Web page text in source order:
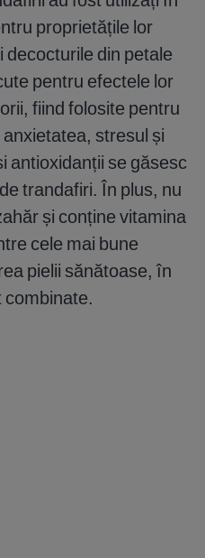
proprietățile lor
din petale
pentru efectele lor
fiind folosite pentru
stresul și
antioxidanții se găsesc
trandafiri. În plus, nu
și conține vitamina
cele mai bune
pielii sănătoase, în
combinate.